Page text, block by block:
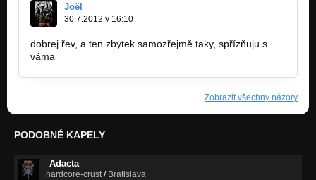
Joël
30.7.2012 v 16:10
dobrej řev, a ten zbytek samozřejmě taky, spřízňuju s
váma
Zobrazit všechny názory
PODOBNÉ KAPELY
Adacta
hardcore-crust / Bratislava